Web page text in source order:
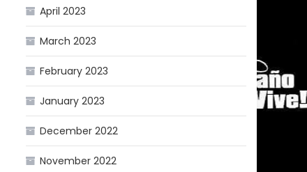
April 2023
March 2023
February 2023
January 2023
December 2022
November 2022